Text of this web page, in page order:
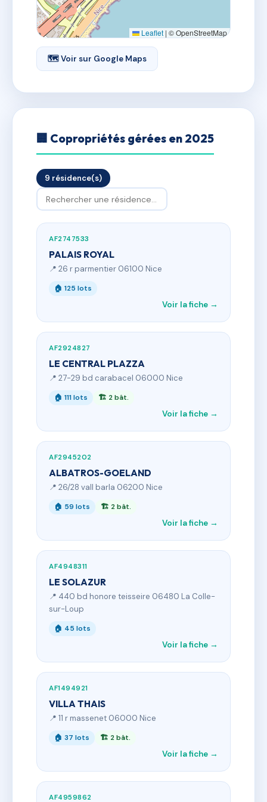
Leaflet | © OpenStreetMap
🗺 Voir sur Google Maps
🏢 Copropriétés gérées en 2025
9 résidence(s)
AF2747533
PALAIS ROYAL
📍 26 r parmentier 06100 Nice
🏠 125 lots
Voir la fiche →
AF2924827
LE CENTRAL PLAZZA
📍 27-29 bd carabacel 06000 Nice
🏠 111 lots 🏗 2 bât.
Voir la fiche →
AF2945202
ALBATROS-GOELAND
📍 26/28 vall barla 06200 Nice
🏠 59 lots 🏗 2 bât.
Voir la fiche →
AF4948311
LE SOLAZUR
📍 440 bd honore teisseire 06480 La Colle-
sur-Loup
🏠 45 lots
Voir la fiche →
AF1494921
VILLA THAIS
📍 11 r massenet 06000 Nice
🏠 37 lots 🏗 2 bât.
Voir la fiche →
AF4959862